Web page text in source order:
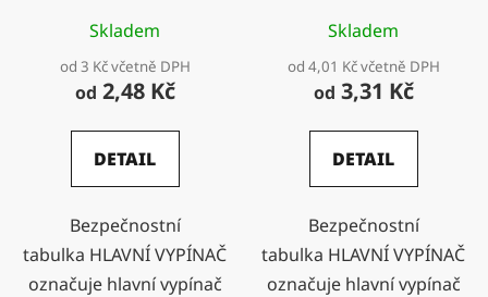
Skladem
od 3 Kč včetně DPH
od 2,48 Kč
DETAIL
Bezpečnostní
tabulka HLAVNÍ VYPÍNAČ
označuje hlavní vypínač
Skladem
od 4,01 Kč včetně DPH
od 3,31 Kč
DETAIL
Bezpečnostní
tabulka HLAVNÍ VYPÍNAČ
označuje hlavní vypínač